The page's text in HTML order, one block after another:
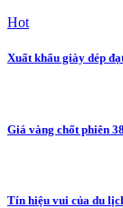
Hot
Xuất khẩu giày dép
Giá vàng chốt phiên
Tín hiệu vui của du